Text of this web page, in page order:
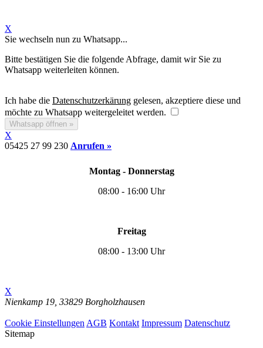
X
Sie wechseln nun zu Whatsapp...
Bitte bestätigen Sie die folgende Abfrage, damit wir Sie zu
Whatsapp weiterleiten können.
Ich habe die Datenschutzerkärung gelesen, akzeptiere diese und
möchte zu Whatsapp weitergeleitet werden.
Whatsapp öffnen »
X
05425 27 99 230 Anrufen »
Montag - Donnerstag
08:00 - 16:00 Uhr
Freitag
08:00 - 13:00 Uhr
X
Nienkamp 19, 33829 Borgholzhausen
Cookie Einstellungen AGB Kontakt Impressum Datenschutz
Sitemap